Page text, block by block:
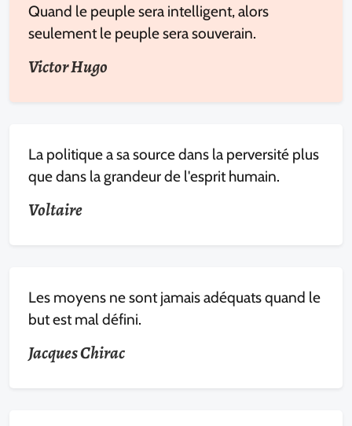
Quand le peuple sera intelligent, alors
seulement le peuple sera souverain.
Victor Hugo
La politique a sa source dans la perversité plus
que dans la grandeur de l'esprit humain.
Voltaire
Les moyens ne sont jamais adéquats quand le
but est mal défini.
Jacques Chirac